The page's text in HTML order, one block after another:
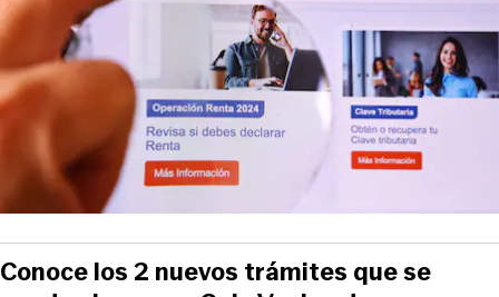
Conoce los 2 nuevos trámites que se